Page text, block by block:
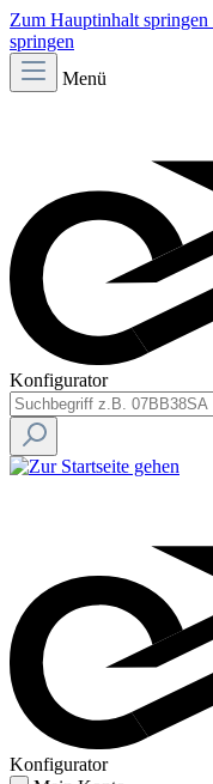
Zum Hauptinhalt springen
springen
Menü
Konfigurator
Konfigurator